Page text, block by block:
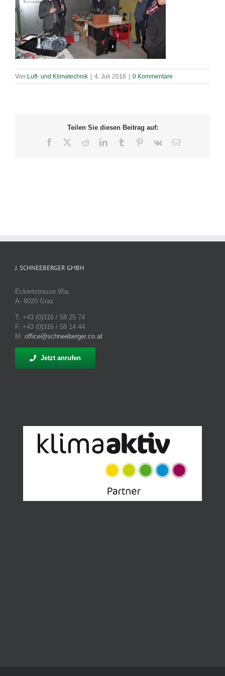
Von Luft- und Klimatechnik 4. Juli 2016 0 Kommentare
Teilen Sie diesen Beitrag auf:
Facebook RedditLinkedInTumblr Pinterest
Vk
E-
J. SCHNEEBERGER GMBH
Eckertstrasse 95a
A- 8020 Graz
T. +43 (0)316 / 58 25 74
F. +43 (0)316 / 58 14 44
M. office@schneeberger.co.at
Jetzt anrufen